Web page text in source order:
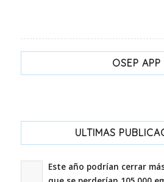
OSEP APP
ULTIMAS
Este año podrían cerrar